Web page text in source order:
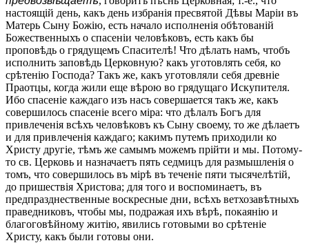
настоящій день, какъ день избранія пресвятой Дѣвы Маріи въ
Матерь Сыну Божію, есть начало исполненія обѣтованій
Божественныхъ о спасеніи человѣковъ, есть какъ бы
проповѣдь о грядущемъ Спасителѣ! Что дѣлать намъ, чтобъ
исполнить заповѣдь Церковную? какъ уготовлять себя, ко
срѣтенію Господа? Такъ же, какъ уготовляли себя древніе
Праотцы, когда жили еще вѣрою во грядущаго Искупителя.
Ибо спасеніе каждаго изъ насъ совершается такъ же, какъ
совершилось спасеніе всего міра: что дѣлалъ Богъ для
привлеченія всѣхъ человѣковъ къ Сыну своему, то же дѣлаетъ
и для привлеченія каждаго; какимъ путемъ приходили ко
Христу другіе, тѣмъ же самымъ можемъ прійти и мы. Потому-
то св. Церковь и назначаетъ пять седмицъ для размышленія о
томъ, что совершилось въ мірѣ въ теченіе пяти тысячелѣтій,
до пришествія Христова; для того и воспоминаетъ, въ
предпразднественные воскресные дни, всѣхъ ветхозавѣтныхъ
праведниковъ, чтобы мы, подражая ихъ вѣрѣ, покаянію и
благоговѣйному житію, явились готовыми во срѣтеніе
Христу, какъ были готовы они.